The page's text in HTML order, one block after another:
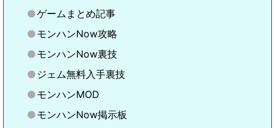
ゲームまとめ記事
モンハンNow攻略
モンハンNow裏技
ジェム無料入手裏技
モンハンMOD
モンハンNow掲示板